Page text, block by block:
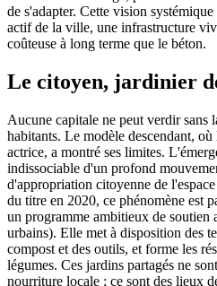
de s'adapter. Cette vision
actif de la ville, une infrastructure
coûteuse à long terme que le béton.
Le citoyen, jardinier
Aucune capitale ne peut verdir sans
habitants. Le modèle descendant,
actrice, a montré ses limites.
indissociable d'un profond
d'appropriation citoyenne de
du titre en 2020, ce phénomène est
un programme ambitieux de soutien
urbains). Elle met à disposition des
compost et des outils, et forme les
légumes. Ces jardins partagés ne
nourriture locale ; ce sont des lieux